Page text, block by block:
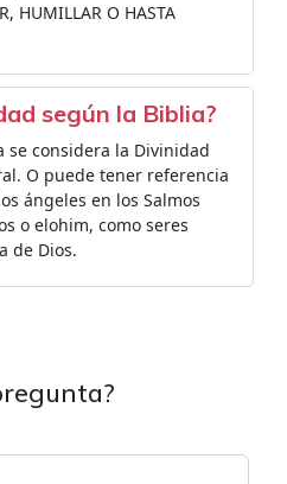
HUMILLAR O HASTA
según la Biblia?
se considera la Divinidad
O puede tener referencia
ángeles en los Salmos
o elohim, como seres
de Dios.